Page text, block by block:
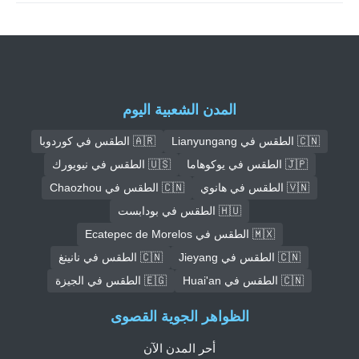
المدن الشعبية اليوم
🇨🇳 الطقس في Lianyungang
🇦🇷 الطقس في كوردوبا
🇯🇵 الطقس في يوكوهاما
🇺🇸 الطقس في نيويورك
🇻🇳 الطقس في هانوي
🇨🇳 الطقس في Chaozhou
🇭🇺 الطقس في بودابست
🇲🇽 الطقس في Ecatepec de Morelos
🇨🇳 الطقس في Jieyang
🇨🇳 الطقس في نانينغ
🇨🇳 الطقس في Huai'an
🇪🇬 الطقس في الجيزة
الظواهر الجوية القصوى
أحر المدن الآن